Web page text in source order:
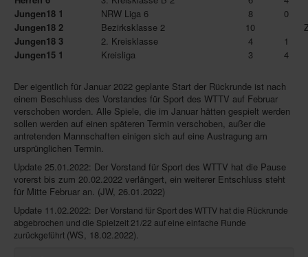
Jungen18 1
NRW Liga 6 8
0
Jungen18 2
Bezirksklasse 2 10
Jungen18 3
2. Kreisklasse 4
1
Jungen15 1
Kreisliga 3 4
Der eigentlich für Januar 2022 geplante Start der Rückrunde ist nach
einem Beschluss des Vorstandes für Sport des WTTV auf Februar
verschoben worden. Alle Spiele, die im Januar hätten gespielt werden
sollen werden auf einen späteren Termin verschoben, außer die
antretenden Mannschaften einigen sich auf eine Austragung am
ursprünglichen Termin.
Update 25.01.2022: Der Vorstand für Sport des WTTV hat die Pause
vorerst bis zum 20.02.2022 verlängert, ein weiterer Entschluss steht
für Mitte Februar an. (JW, 26.01.2022)
Update 11.02.2022: Der Vorstand für Sport des WTTV hatdie Rückrunde
abgebrochen und die Spielzeit 21/22 auf eine einfache Runde
zurückgeführt (WS, 18.02.2022).